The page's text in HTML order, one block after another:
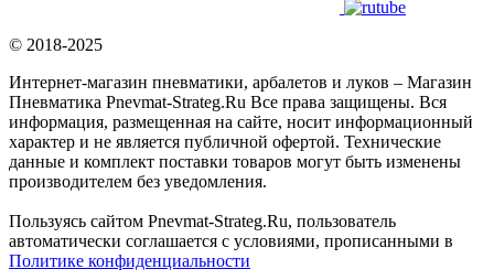
© 2018-2025
Интернет-магазин пневматики, арбалетов и луков – Магазин
Пневматика Pnevmat-Strateg.Ru Все права защищены. Вся
информация, размещенная на сайте, носит информационный
характер и не является публичной офертой. Технические
данные и комплект поставки товаров могут быть изменены
производителем без уведомления.
Пользуясь сайтом Pnevmat-Strateg.Ru, пользователь
автоматически соглашается с условиями, прописанными в
Политике конфиденциальности